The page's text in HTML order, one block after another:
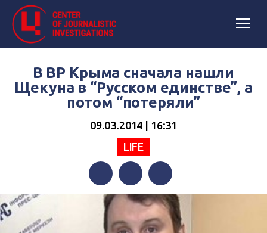
В ВР Крыма сначала нашли
Щекуна в “Русском единстве”, а
потом “потеряли”
09.03.2014 | 16:31
LIFE
FacebookTwitterTelegram